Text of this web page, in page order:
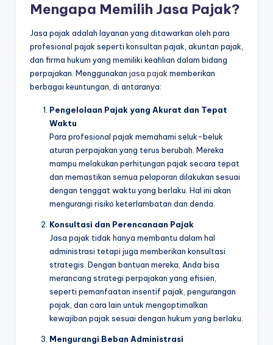
Mengapa Memilih Jasa Pajak?
Jasa pajak adalah layanan yang ditawarkan oleh para
profesional pajak seperti konsultan pajak, akuntan pajak,
dan firma hukum yang memiliki keahlian dalam bidang
perpajakan. Menggunakan jasa pajak memberikan
berbagai keuntungan, di antaranya:
Pengelolaan Pajak yang Akurat dan Tepat
Waktu
Para profesional pajak memahami seluk-beluk
aturan perpajakan yang terus berubah. Mereka
mampu melakukan perhitungan pajak secara tepat
dan memastikan semua pelaporan dilakukan sesuai
dengan tenggat waktu yang berlaku. Hal ini akan
mengurangi risiko keterlambatan dan denda.
Konsultasi dan Perencanaan Pajak
Jasa pajak tidak hanya membantu dalam hal
administrasi tetapi juga memberikan konsultasi
strategis. Dengan bantuan mereka, Anda bisa
merancang strategi perpajakan yang efisien,
seperti pemanfaatan insentif pajak, pengurangan
pajak, dan cara lain untuk mengoptimalkan
kewajiban pajak sesuai dengan hukum yang berlaku.
Mengurangi Beban Administrasi